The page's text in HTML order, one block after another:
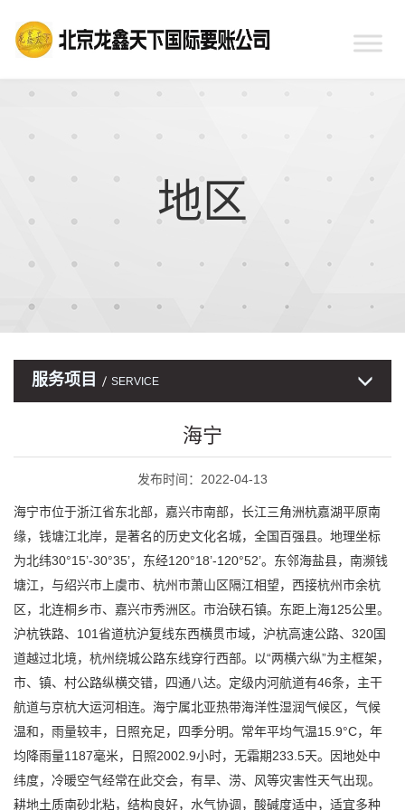
地区
服务项目 SERVICE
海宁
发布时间：2022-04-13
海宁市位于浙江省东北部，嘉兴市南部，长江三角洲杭嘉湖平原南
缘，钱塘江北岸，是著名的历史文化名城，全国百强县。地理坐标
为北纬30°15’-30°35’，东经120°18’-120°52’。东邻海盐县，南濒钱
塘江，与绍兴市上虞市、杭州市萧山区隔江相望，西接杭州市余杭
区，北连桐乡市、嘉兴市秀洲区。市治硖石镇。东距上海125公里。
沪杭铁路、101省道杭沪复线东西横贯市域，沪杭高速公路、320国
道越过北境，杭州绕城公路东线穿行西部。以“两横六纵”为主框架，
市、镇、村公路纵横交错，四通八达。定级内河航道有46条，主干
航道与京杭大运河相连。海宁属北亚热带海洋性湿润气候区，气候
温和，雨量较丰，日照充足，四季分明。常年平均气温15.9°C，年
均降雨量1187毫米，日照2002.9小时，无霜期233.5天。因地处中
纬度，冷暖空气经常在此交会，有旱、涝、风等灾害性天气出现。
耕地土质南砂北粘，结构良好，水气协调，酸碱度适中，适宜多种